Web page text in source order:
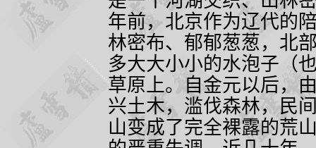
年前，北京作为辽代的
林密布、郁郁葱葱，北
多大大小小的水泡子（
草原上。自金元以后，
兴土木，滥伐森林，民
山变成了完全裸露的荒